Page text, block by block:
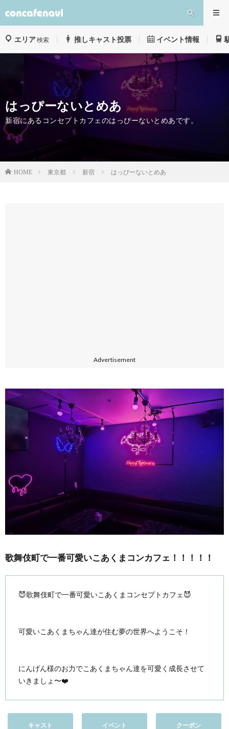
エリア検索 推しキャスト投票 イベント情報
はっぴーないとめあ
新宿にあるコンセプトカフェのはっぴーないとめあです。
HOME 東京都 新宿 はっぴーないとめあ
Advertisement
歌舞伎町で一番可愛いこあくまコンカフェ！！！！！
😈歌舞伎町で一番可愛いこあくまコンセプトカフェ😈
可愛いこあくまちゃん達が住む夢の世界へようこそ！
にんげん様のお力でこあくまちゃん達を可愛く成長させて
いきましょ〜❤️
キャスト イベント クーポン